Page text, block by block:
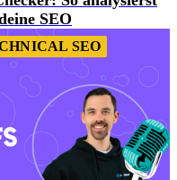
SEO
SEO